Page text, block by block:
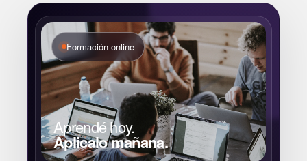
Formación online
Aprendé hoy.
Aplicalo mañana.